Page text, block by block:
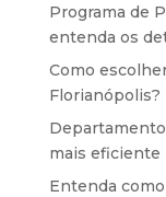
Programa de
entenda os
Como
Florianópolis?
mais eficiente
Entenda